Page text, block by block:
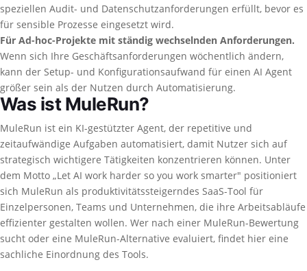
speziellen Audit- und Datenschutzanforderungen erfüllt, bevor es
für sensible Prozesse eingesetzt wird.
Für Ad-hoc-Projekte mit ständig wechselnden Anforderungen.
Wenn sich Ihre Geschäftsanforderungen wöchentlich ändern,
kann der Setup- und Konfigurationsaufwand für einen AI Agent
größer sein als der Nutzen durch Automatisierung.
Was ist MuleRun?
MuleRun ist ein KI-gestützter Agent, der repetitive und
zeitaufwändige Aufgaben automatisiert, damit Nutzer sich auf
strategisch wichtigere Tätigkeiten konzentrieren können. Unter
dem Motto „Let AI work harder so you work smarter" positioniert
sich MuleRun als produktivitätssteigerndes SaaS-Tool für
Einzelpersonen, Teams und Unternehmen, die ihre Arbeitsabläufe
effizienter gestalten wollen. Wer nach einer MuleRun-Bewertung
sucht oder eine MuleRun-Alternative evaluiert, findet hier eine
sachliche Einordnung des Tools.